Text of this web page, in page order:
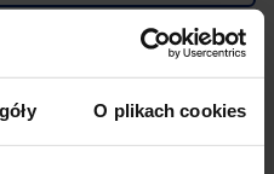
O plikach cookies